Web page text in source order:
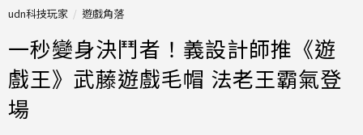
udn科技玩家 遊戲角落
一秒變身決鬥者！義設計師推《遊
戲王》武藤遊戲毛帽 法老王霸氣登
場